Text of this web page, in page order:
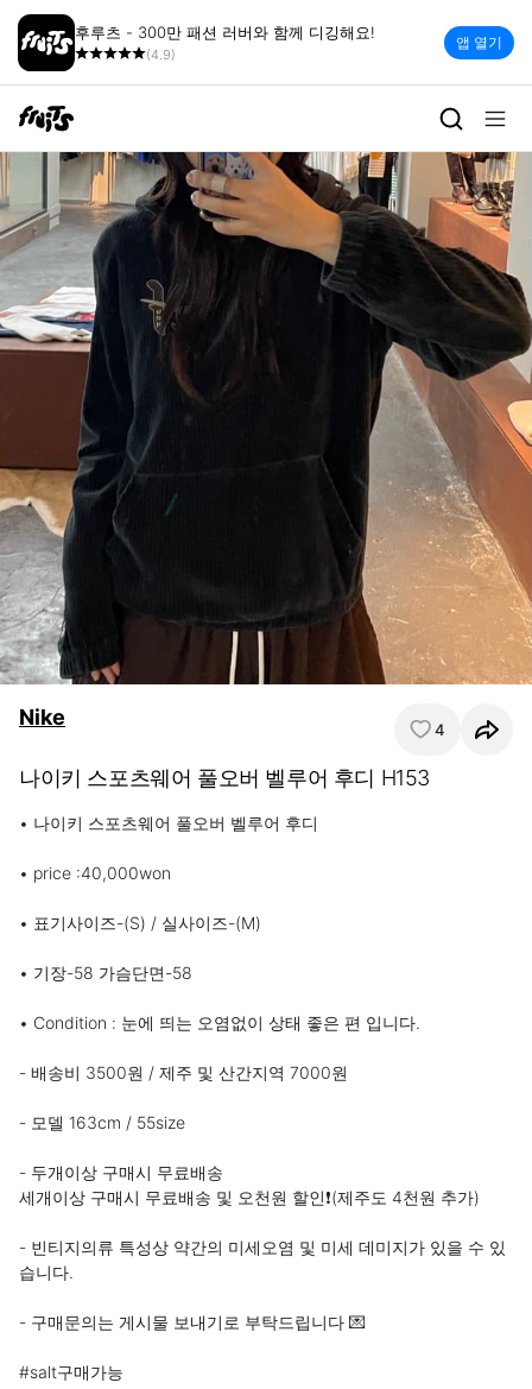
후루츠 - 300만 패션 러버와 함께 디깅해요!
(4.9)
앱 열기
Nike 4
나이키 스포츠웨어 풀오버 벨루어 후디 H153
• 나이키 스포츠웨어 풀오버 벨루어 후디
• price :40,000won
• 표기사이즈-(S) / 실사이즈-(M)
• 기장-58 가슴단면-58
• Condition : 눈에 띄는 오염없이 상태 좋은 편 입니다.
- 배송비 3500원 / 제주 및 산간지역 7000원
- 모델 163cm / 55size
- 두개이상 구매시 무료배송
세개이상 구매시 무료배송 및 오천원 할인❗️(제주도 4천원 추가)
- 빈티지의류 특성상 약간의 미세오염 및 미세 데미지가 있을 수 있
습니다.
- 구매문의는 게시물 보내기로 부탁드립니다 💌
#salt구매가능